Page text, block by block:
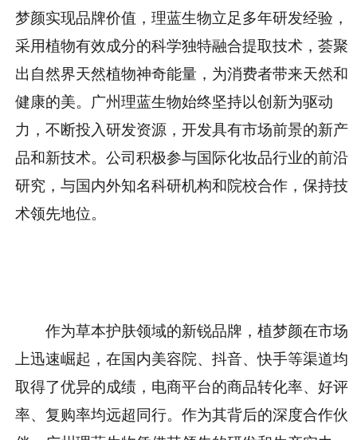
梦颜实现品牌价值，理蓝生物立足多年研发经验，
采用植物有效成分的科学独特融合提取技术，荟聚
出自然界天然植物神奇能量，为消费者带来天然和
健康的美。广州理蓝生物始终坚持以创新为驱动
力，不断投入研发资源，开发具有市场前景的新产
品和新技术。公司积极参与国际化妆品行业的前沿
研究，与国内外知名科研机构和院校合作，保持技
术领先地位。
作为草本护肤领域的新锐品牌，植梦颜在市场
上迅速崛起，在国内美容院、抖音、快手等渠道均
取得了优异的成绩，电商平台的商品转化率、好评
率、复购率均远超同行。作为其背后的深度合作伙